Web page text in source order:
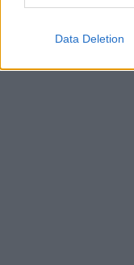
Data Deletion